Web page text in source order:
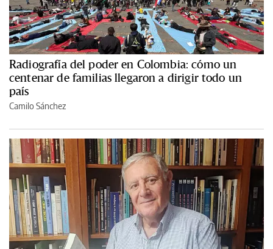
Radiografía del poder en Colombia: cómo un
centenar de familias llegaron a dirigir todo un
país
Camilo Sánchez